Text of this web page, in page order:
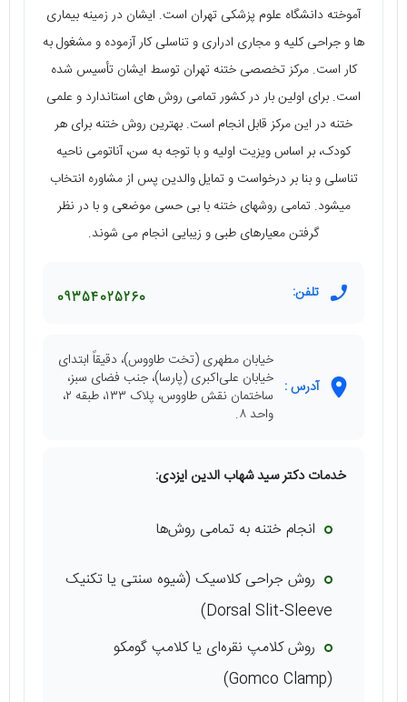
آموخته دانشگاه علوم پزشکی تهران است. ایشان در زمینه بیماری
ها و جراحی کلیه و مجاری ادراری و تناسلی کار آزموده و مشغول به
کار است. مرکز تخصصی ختنه تهران توسط ایشان تأسیس شده
است. برای اولین بار در کشور تمامی روش های استاندارد و علمی
ختنه در این مرکز قابل انجام است. بهترین روش ختنه برای هر
کودک، بر اساس ویزیت اولیه و با توجه به سن، آناتومی ناحیه
تناسلی و بنا بر درخواست و تمایل والدین پس از مشاوره انتخاب
میشود. تمامی روشهای ختنه با بی حسی موضعی و با در نظر
گرفتن معیارهای طبی و زیبایی انجام می شوند.
تلفن: 09354025260
آدرس :
خیابان مطهری (تخت طاووس)، دقیقاً ابتدای
خیابان علی‌اکبری (پارسا)، جنب فضای سبز،
ساختمان نقش طاووس، پلاک ۱۳۳، طبقه ۲،
واحد ۸.
خدمات دکتر سید شهاب الدین ایزدی:
انجام ختنه به تمامی روش‌ها
روش جراحی کلاسیک (شیوه سنتی یا تکنیک
Dorsal Slit-Sleeve)
روش کلامپ نقره‌ای یا کلامپ گومکو
(Gomco Clamp)